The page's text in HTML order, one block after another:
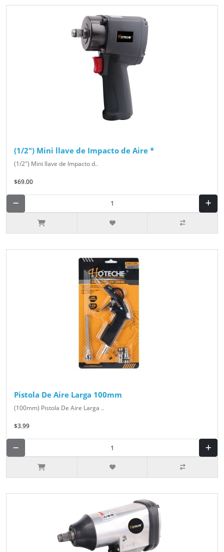
(1/2") Mini llave de Impacto de Aire *
(1/2") Mini llave de Impacto d..
$69.00
Pistola De Aire Larga 100mm
(100mm) Pistola De Aire Larga ..
$3.99